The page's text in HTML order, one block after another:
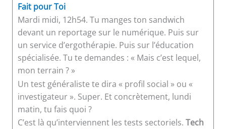
Fait pour Toi
Mardi midi, 12h54. Tu manges ton sandwich
devant un reportage sur le numérique. Puis sur
un service d’ergothérapie. Puis sur l’éducation
spécialisée. Tu te demandes : « Mais c’est lequel,
mon terrain ? »
Un test généraliste te dira « profil social » ou «
investigateur ». Super. Et concrètement, lundi
matin, tu fais quoi ?
C’est là qu’interviennent les tests sectoriels. Tech